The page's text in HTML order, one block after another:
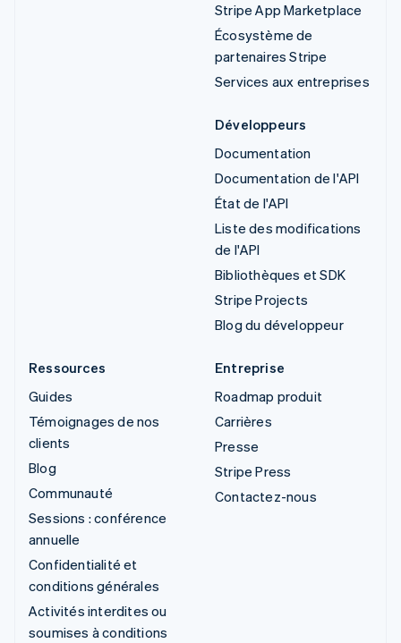
Stripe App Marketplace
Écosystème de
partenaires Stripe
Services aux entreprises
Développeurs
Documentation
Documentation de l'API
État de l'API
Liste des modifications
de l'API
Bibliothèques et SDK
Stripe Projects
Blog du développeur
Ressources
Guides
Témoignages de nos
clients
Blog
Communauté
Sessions : conférence
annuelle
Confidentialité et
conditions générales
Activités interdites ou
soumises à conditions
Entreprise
Roadmap produit
Carrières
Presse
Stripe Press
Contactez-nous